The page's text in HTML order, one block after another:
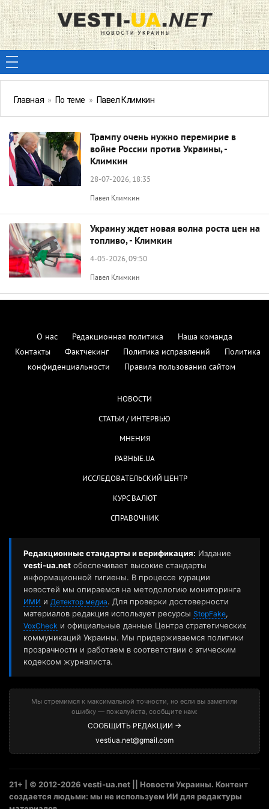
Главная » По теме » Павел Климкин
Трампу очень нужно перемирие в
войне России против Украины, -
Климкин
28-07-2026, 18:35
Павел Климкин
Украину ждет новая волна роста цен на
топливо, - Климкин
4-05-2026, 09:50
Павел Климкин
О нас Редакционная политика
Наша команда
Контакты
Фактчекинг Политика исправлений
Политика
конфиденциальности
Правила пользования сайтом
НОВОСТИ
СТАТЬИ / ИНТЕРВЬЮ
МНЕНИЯ
РАВНЫЕ.UA
ИССЛЕДОВАТЕЛЬСКИЙ ЦЕНТР
КУРС ВАЛЮТ
СПРАВОЧНИК
Редакционные стандарты и верификация: Издание
vesti-ua.net обеспечивает высокие стандарты
информационной гигиены. В процессе курации
новостей мы опираемся на методологию мониторинга
ИМИ и Детектор медиа. Для проверки достоверности
материалов редакция использует ресурсы StopFake,
VoxCheck и официальные данные Центра стратегических
коммуникаций Украины. Мы придерживаемся политики
прозрачности и работаем в соответствии с этическим
кодексом журналиста.
Мы стремимся к максимальной точности, но если вы заметили
ошибку — пожалуйста, сообщите нам:
СООБЩИТЬ РЕДАКЦИИ →
vestiua.net@gmail.com
21+ | © 2012-2026 vesti-ua.net || Новости Украины. Контент
создается людьми: мы не используем ИИ для редактуры